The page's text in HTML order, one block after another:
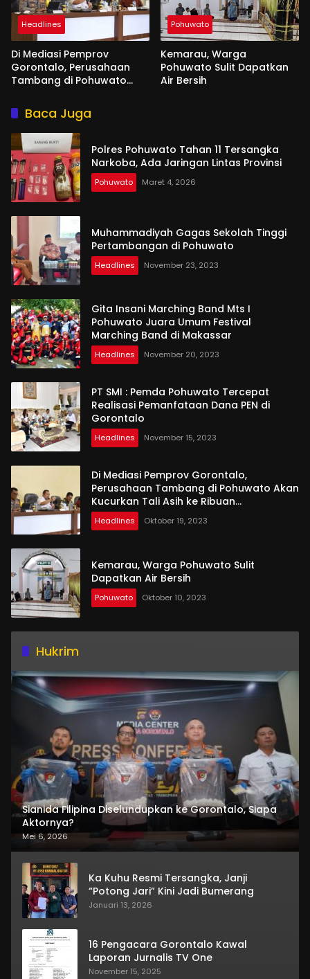
Headlines
Di Mediasi Pemprov
Gorontalo, Perusahaan
Tambang di Pohuwato
Ribuan Penambang
Pohuwato
Kemarau, Warga
Pohuwato Sulit Dapatkan
Air Bersih
Baca Juga
Polres Pohuwato Tahan 11 Tersangka
Narkoba, Ada Jaringan Lintas Provinsi
Pohuwato Maret 4, 2026
Muhammadiyah Gagas Sekolah Tinggi
Pertambangan di Pohuwato
Headlines November 23, 2023
Gita Insani Marching Band Mts I
Pohuwato Juara Umum Festival
Marching Band di Makassar
Headlines November 20, 2023
PT SMI : Pemda Pohuwato Tercepat
Realisasi Pemanfataan Dana PEN di
Gorontalo
Headlines November 15, 2023
Di Mediasi Pemprov Gorontalo,
Perusahaan Tambang di Pohuwato Akan
Kucurkan Tali Asih ke Ribuan
Penambang
Headlines Oktober 19, 2023
Kemarau, Warga Pohuwato Sulit
Dapatkan Air Bersih
Pohuwato Oktober 10, 2023
Hukrim
Sianida Filipina Diselundupkan ke Gorontalo, Siapa
Aktornya?
Mei 6, 2026
Ka Kuhu Resmi Tersangka, Janji
“Potong Jari” Kini Jadi Bumerang
Januari 13, 2026
16 Pengacara Gorontalo Kawal
Laporan Jurnalis TV One
November 15, 2025